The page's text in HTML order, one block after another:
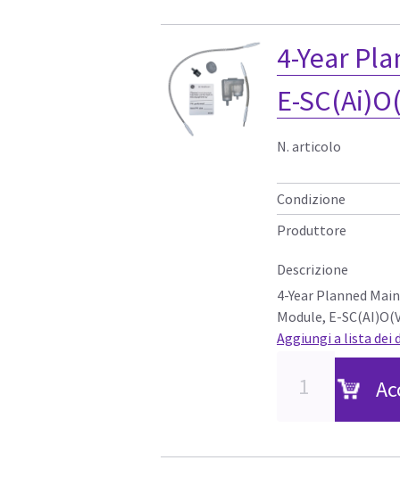
4-Year
E-
N. articolo
Condizione
Produttore
Descrizione
4-Year Planned
Module, E-
Aggiungi a lista dei